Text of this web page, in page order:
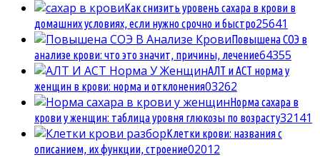
Как снизить уровень сахара в крови в
домашних условиях, если нужно срочно и быстро25641
Повышена СОЭ в
анализе крови: что это значит, причины, лечение64355
АЛТ и АСТ норма у
женщин в крови: норма и отклонения03262
Норма сахара в
крови у женщин: таблица уровня глюкозы по возрасту32141
Клетки крови: названия с
описанием, их функции, строение02012